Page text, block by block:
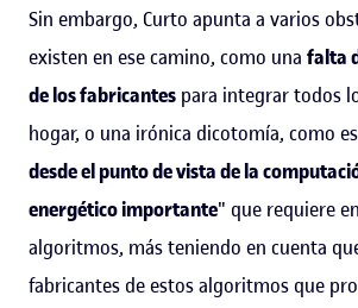
Sin embargo, Curto apunta a varios
existen en ese camino, como una falta
de los fabricantes para integrar todos
hogar, o una irónica dicotomía, como
desde el punto de vista de la
energético importante" que requiere
algoritmos, más teniendo en cuenta
fabricantes de estos algoritmos que